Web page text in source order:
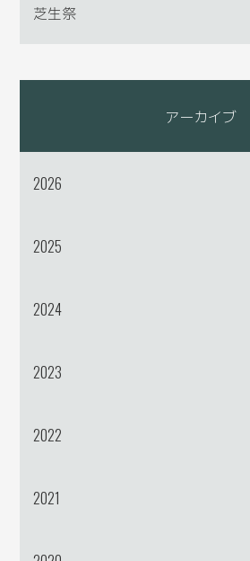
芝生祭
アーカイブ
2026
2025
2024
2023
2022
2021